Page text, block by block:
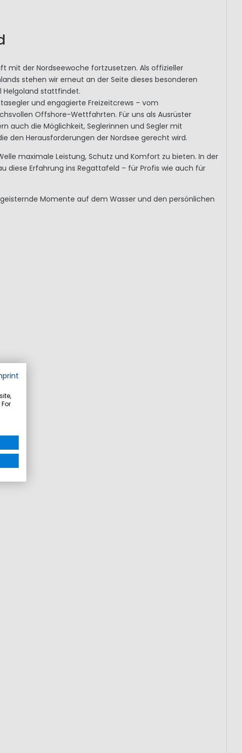
mit der Nordseewoche fortzusetzen. Als offizieller
stehen wir erneut an der Seite dieses besonderen
Helgoland stattfindet.
und engagierte Freizeitcrews – vom
Offshore-Wettfahrten. Für uns als Ausrüster
auch die Möglichkeit, Seglerinnen und Segler mit
den Herausforderungen der Nordsee gerecht wird.
maximale Leistung, Schutz und Komfort zu bieten. In der
diese Erfahrung ins Regattafeld – für Profis wie auch für
Momente auf dem Wasser und den persönlichen